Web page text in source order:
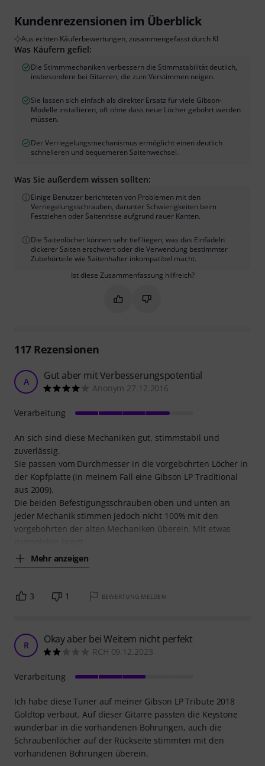
Kundenrezensionen im Überblick
Aus echten Käuferbewertungen, zusammengefasst durch KI
Was Käufern gefiel:
Die Stimmmechaniken verbessern die Stimmstabilität deutlich,
insbesondere bei Gitarren, die zum Verstimmen neigen.
Sie lassen sich einfach als direkter Ersatz für viele Gibson-
Modelle installieren, oft ohne dass neue Löcher gebohrt werden
müssen.
Der Verriegelungsmechanismus ermöglicht einen deutlich
schnelleren und bequemeren Saitenwechsel.
Was Sie außerdem wissen sollten:
Einige Benutzer berichteten von Problemen mit den
Verriegelungsschrauben, darunter Schwierigkeiten beim
Festziehen oder Saitenrisse aufgrund rauer Kanten.
Die Saitenlöcher können sehr tief liegen, was das Einfädeln
dickerer Saiten erschwert oder die Verwendung bestimmter
Zubehörteile wie Saitenhalter inkompatibel macht.
Ist diese Zusammenfassung hilfreich?
Markieren Sie diese
Markieren Sie diese
117Rezensionen
A Gut aber mit Verbesserungspotential
Anonym 27.12.2016
An sich sind diese Mechaniken gut, stimmstabil und
zuverlässig.
Sie passen vom Durchmesser in die vorgebohrten Löcher in
der Kopfplatte (in meinem Fall eine Gibson LP Traditional
aus 2009).
Die beiden Befestigungsschrauben oben und unten an
jeder Mechanik stimmen jedoch nicht 100% mit den
vorgebohrten der alten Mechaniken überein. Mit etwas
Mehr anzeigen
Verarbeitung
3 1 BEWERTUNG MELDEN
R Okay aber bei Weitem nicht perfekt
RCH 09.12.2023
Ich habe diese Tuner auf meiner Gibson LP Tribute 2018
Goldtop verbaut. Auf dieser Gitarre passten die Keystone
wunderbar in die vorhandenen Bohrungen, auch die
Schraubenlöcher auf der Rückseite stimmten mit den
vorhandenen Bohrungen überein.
Verarbeitung